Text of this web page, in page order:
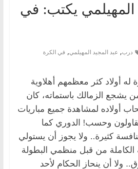
المهيلمي يكتب: في
درب, عبد المجيد المهيلمي, في الكرة
أولاد كثر معظمهم أهلاوية
يشجع الزمالك باستماته، كان
أولاده لمشاهدة جميع مباريات
وحسب! الدوري كما
كثيرة.. ولا يجوز أن يستولي
الكاملة من قبل منظمي البطولة
ولا أن ينحاز الحكام لأحد